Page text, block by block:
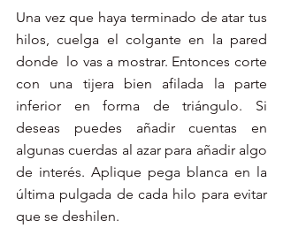
Una vez que haya terminado de atar tus
hilos, cuelga el colgante en la pared
donde  lo vas a mostrar. Entonces corte
con una tijera bien afilada la parte
inferior en forma de triángulo. Si
deseas puedes añadir cuentas en
algunas cuerdas al azar para añadir algo
de interés. Aplique pega blanca en la
última pulgada de cada hilo para evitar
que se deshilen.